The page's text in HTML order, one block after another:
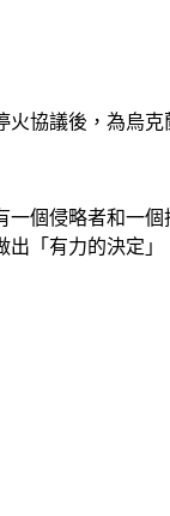
協議後，為烏
個侵略者和一
「有力的決定